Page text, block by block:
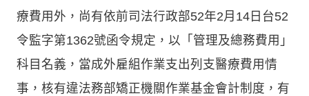
療費用外，尚有依前司法行政部52年2月14日台52
令監字第1362號函令規定，以「管理及總務費用」
科目名義，當成外雇組作業支出列支醫療費用情
事，核有違法務部矯正機關作業基金會計制度，有